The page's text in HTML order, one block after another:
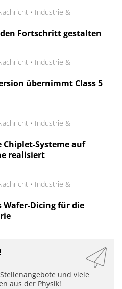
• Industrie &
Fortschritt gestalten
• Industrie &
übernimmt Class 5
• Industrie &
Chiplet-Systeme auf
realisiert
• Industrie &
Wafer-Dicing für die
und viele
aus der Physik!